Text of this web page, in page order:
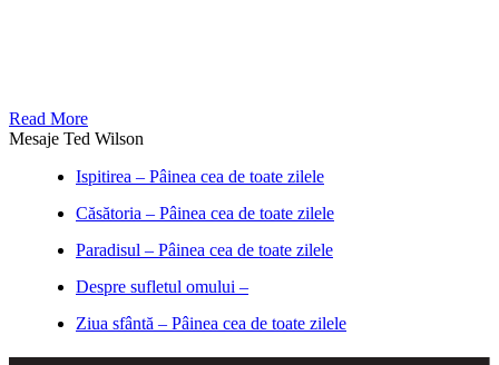
Read More
Mesaje Ted Wilson
Ispitirea – Pâinea cea de toate zilele
Căsătoria – Pâinea cea de toate zilele
Paradisul – Pâinea cea de toate zilele
Despre sufletul omului –
Ziua sfântă – Pâinea cea de toate zilele